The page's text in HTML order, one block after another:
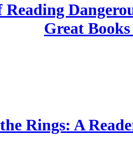
Reading
Great
Rings: A